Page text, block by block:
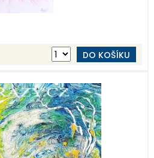
DO KOŠÍKU